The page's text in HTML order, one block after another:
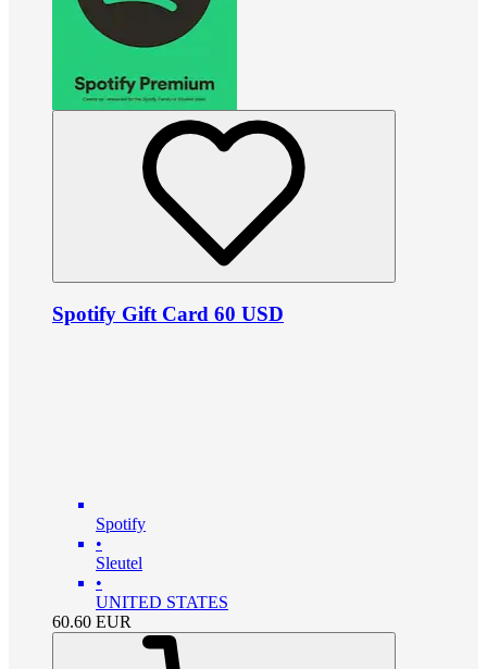
Spotify Gift Card 60 USD
Spotify
•
Sleutel
•
UNITED STATES
60.60 EUR